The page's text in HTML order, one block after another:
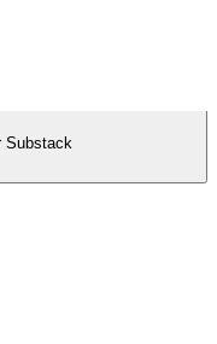
Substack